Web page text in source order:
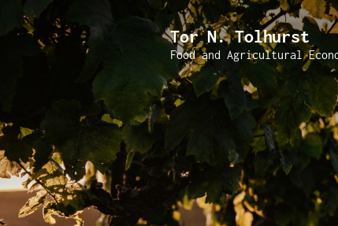
Tor N. Tolhurst
Food and Agricultural